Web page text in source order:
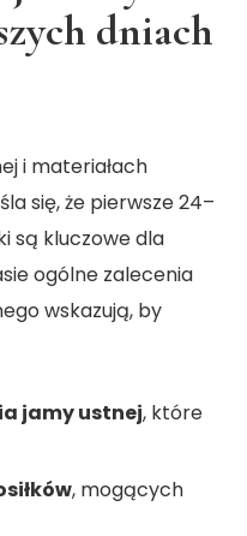
dniach
i materiałach
się, że pierwsze 24–
są kluczowe dla
ogólne zalecenia
wskazują, by
jamy ustnej, które
, mogących